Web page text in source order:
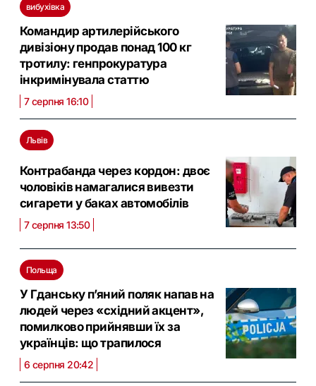
вибухівка
Командир артилерійського
дивізіону продав понад 100 кг
тротилу: генпрокуратура
інкримінувала статтю
7 серпня 16:10
Львів
Контрабанда через кордон: двоє
чоловіків намагалися вивезти
сигарети у баках автомобілів
7 серпня 13:50
Польща
У Гданську п’яний поляк напав на
людей через «східний акцент»,
помилково прийнявши їх за
українців: що трапилося
6 серпня 20:42